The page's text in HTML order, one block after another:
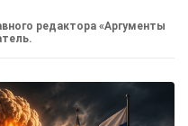
редактора «Аргументы